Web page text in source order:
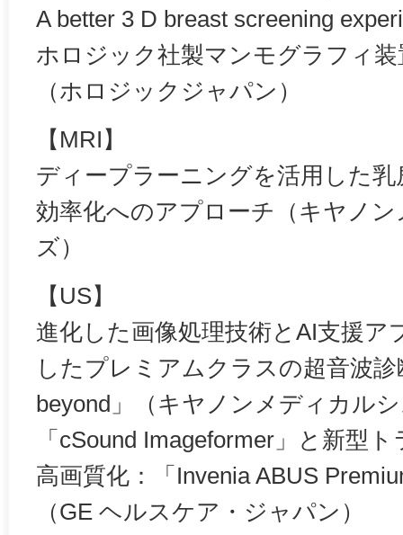
A better 3 D breast screening
ホロジック社製マンモグラフィ装
（ホロジックジャパン）
【MRI】
ディープラーニングを活用した
効率化へのアプローチ（キヤノ
ズ）
【US】
進化した画像処理技術とAI支援ア
したプレミアムクラスの超音波診
beyond」（キヤノンメディカル
「cSound Imageformer」と新型
高画質化：「Invenia ABUS
（GE ヘルスケア・ジャパン）